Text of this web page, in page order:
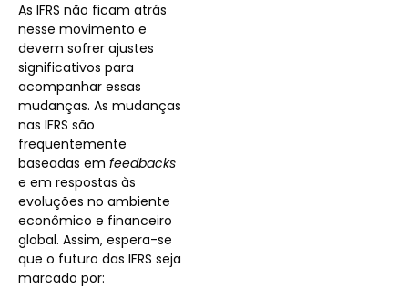
As IFRS não ficam atrás
nesse movimento e
devem sofrer ajustes
significativos para
acompanhar essas
mudanças. As mudanças
nas IFRS são
frequentemente
baseadas em feedbacks
e em respostas às
evoluções no ambiente
econômico e financeiro
global. Assim, espera-se
que o futuro das IFRS seja
marcado por: